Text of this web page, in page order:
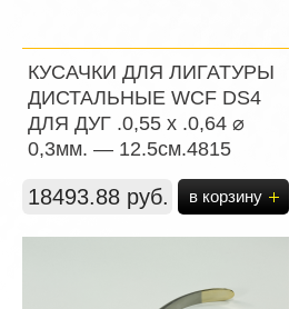
КУСАЧКИ ДЛЯ ЛИГАТУРЫ
ДИСТАЛЬНЫЕ WСF DS4
ДЛЯ ДУГ .0,55 х .0,64 ⌀
0,3мм. — 12.5см.4815
18493.88 руб. в корзину